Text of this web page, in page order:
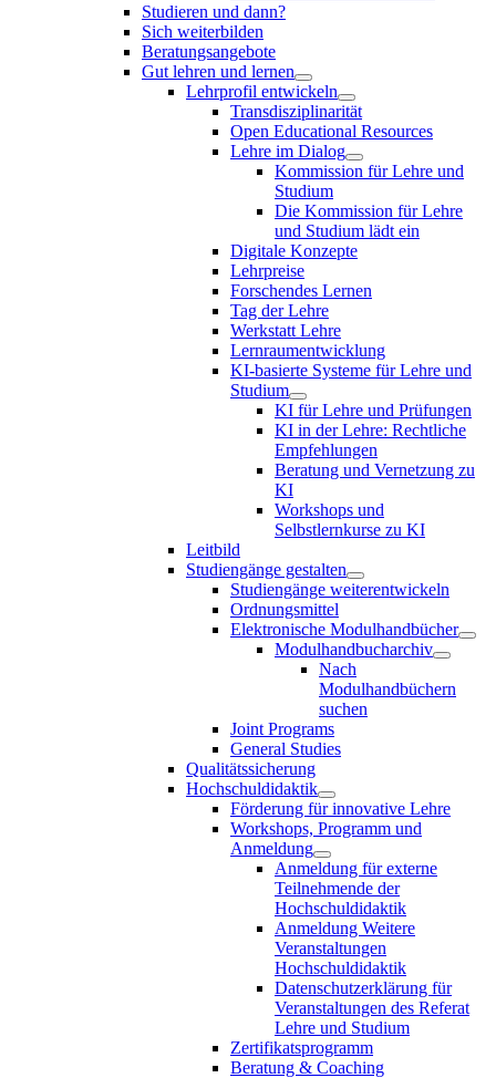
Studieren und dann?
Sich weiterbilden
Beratungsangebote
Gut lehren und lernen
Lehrprofil entwickeln
Transdisziplinarität
Open Educational Resources
Lehre im Dialog
Kommission für Lehre und
Studium
Die Kommission für Lehre
und Studium lädt ein
Digitale Konzepte
Lehrpreise
Forschendes Lernen
Tag der Lehre
Werkstatt Lehre
Lernraumentwicklung
KI-basierte Systeme für Lehre und
Studium
KI für Lehre und Prüfungen
KI in der Lehre: Rechtliche
Empfehlungen
Beratung und Vernetzung zu
KI
Workshops und
Selbstlernkurse zu KI
Leitbild
Studiengänge gestalten
Studiengänge weiterentwickeln
Ordnungsmittel
Elektronische Modulhandbücher
Modulhandbucharchiv
Nach
Modulhandbüchern
suchen
Joint Programs
General Studies
Qualitätssicherung
Hochschuldidaktik
Förderung für innovative Lehre
Workshops, Programm und
Anmeldung
Anmeldung für externe
Teilnehmende der
Hochschuldidaktik
Anmeldung Weitere
Veranstaltungen
Hochschuldidaktik
Datenschutzerklärung für
Veranstaltungen des Referat
Lehre und Studium
Zertifikatsprogramm
Beratung & Coaching